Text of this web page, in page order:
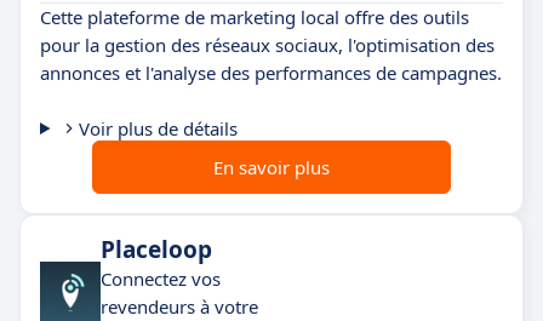
Cette plateforme de marketing local offre des outils
pour la gestion des réseaux sociaux, l'optimisation des
annonces et l'analyse des performances de campagnes.
Voir plus de détails
En savoir plus
Placeloop
Connectez vos
revendeurs à votre